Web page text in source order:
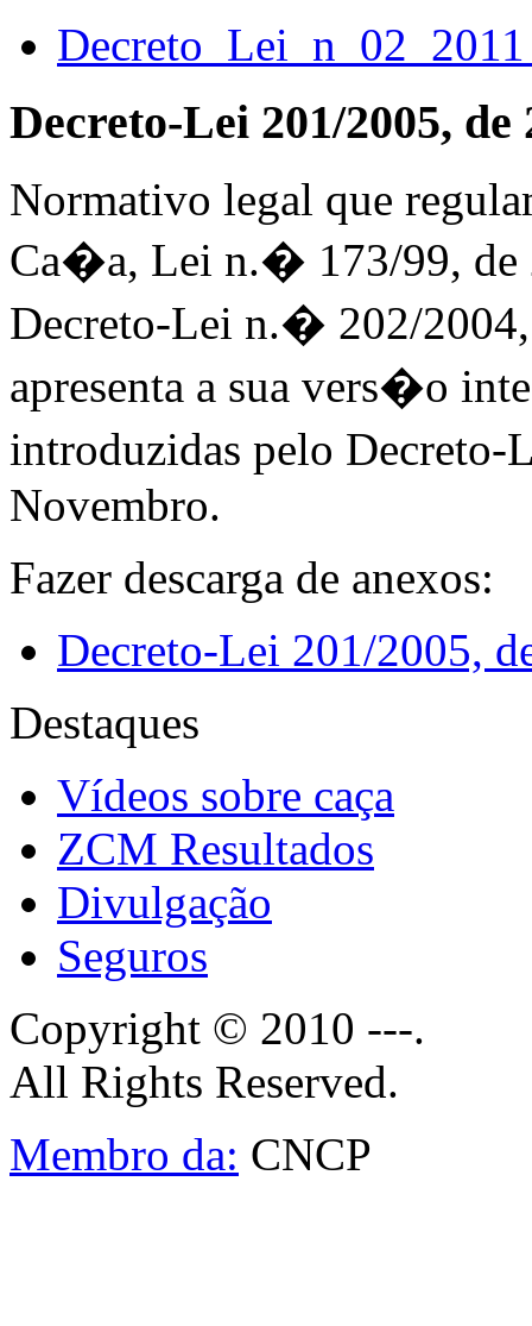
Decreto-Lei 201/2005, de
Normativo legal que
Ca�a, Lei n.� 173/99, de
Decreto-Lei n.� 202/2004,
apresenta a sua vers�o
introduzidas pelo
Novembro.
Fazer descarga de anexos:
Decreto-Lei 201/2005,
Destaques
Vídeos sobre caça
ZCM Resultados
Divulgação
Seguros
Copyright © 2010 ---.
All Rights Reserved.
Membro da: CNCP